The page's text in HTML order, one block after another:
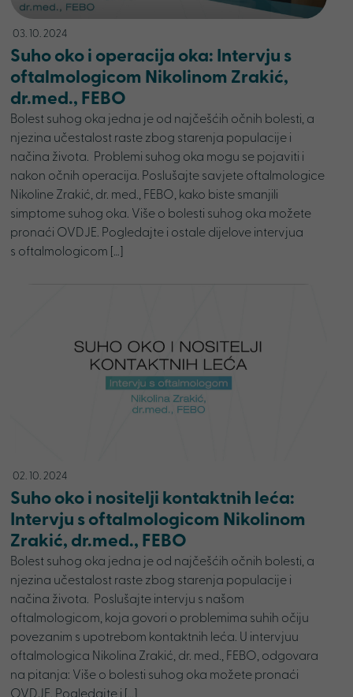
03. 10. 2024
Suho oko i operacija oka: Intervju s
oftalmologicom Nikolinom Zrakić,
dr.med., FEBO
Bolest suhog oka jedna je od najčešćih očnih bolesti, a
njezina učestalost raste zbog starenja populacije i
načina života. Problemi suhog oka mogu se pojaviti i
nakon očnih operacija. Poslušajte savjete oftalmologice
Nikoline Zrakić, dr. med., FEBO, kako biste smanjili
simptome suhog oka. Više o bolesti suhog oka možete
pronaći OVDJE. Pogledajte i ostale dijelove intervjua
s oftalmologicom […]
02. 10. 2024
Suho oko i nositelji kontaktnih leća:
Intervju s oftalmologicom Nikolinom
Zrakić, dr.med., FEBO
Bolest suhog oka jedna je od najčešćih očnih bolesti, a
njezina učestalost raste zbog starenja populacije i
načina života. Poslušajte intervju s našom
oftalmologicom, koja govori o problemima suhih očiju
povezanim s upotrebom kontaktnih leća. U intervjuu
oftalmologica Nikolina Zrakić, dr. med., FEBO, odgovara
na pitanja: Više o bolesti suhog oka možete pronaći